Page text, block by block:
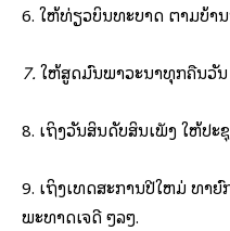
6. ໃຫ້ທ່ຽວບິນທະບາດ ຕາມບ້າ
7. ໃຫ້ສູດມົນພາວະນາທຸກຄືນວັນ
8. ເຖິງວັນສິນດັບສິນເພັງ ໃຫ້ປະ
9. ເຖິງເທດສະການປີໃຫມ່ ທາ
ພະທາດເຈດີ ໆລໆ.